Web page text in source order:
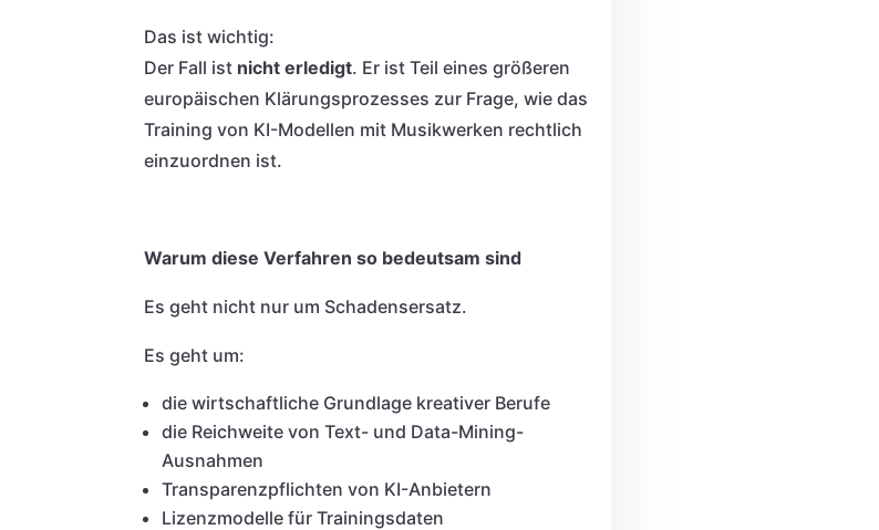
Das ist wichtig:
Der Fall ist nicht erledigt. Er ist Teil eines größeren
europäischen Klärungsprozesses zur Frage, wie das
Training von KI-Modellen mit Musikwerken rechtlich
einzuordnen ist.
Warum diese Verfahren so bedeutsam sind
Es geht nicht nur um Schadensersatz.
Es geht um:
die wirtschaftliche Grundlage kreativer Berufe
die Reichweite von Text- und Data-Mining-
Ausnahmen
Transparenzpflichten von KI-Anbietern
Lizenzmodelle für Trainingsdaten